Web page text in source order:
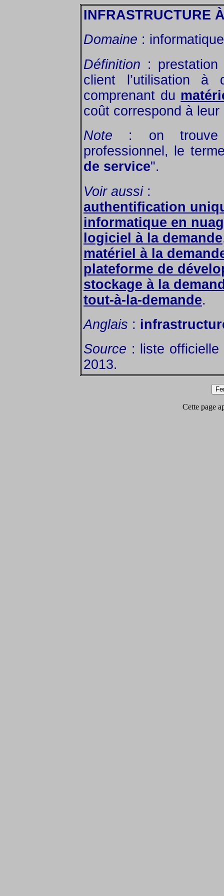
INFRASTRUCTURE
Domaine :
Définition :
client l’utilisation à
comprenant du
coût correspond à
Note : on trouve
professionnel, le
de service".
Voir aussi:
authentification
informatique en
logiciel à la demande
matériel à la
plateforme de
stockage à la
tout-à-la-demande.
Anglais :
Source : liste
2013.
Cette page